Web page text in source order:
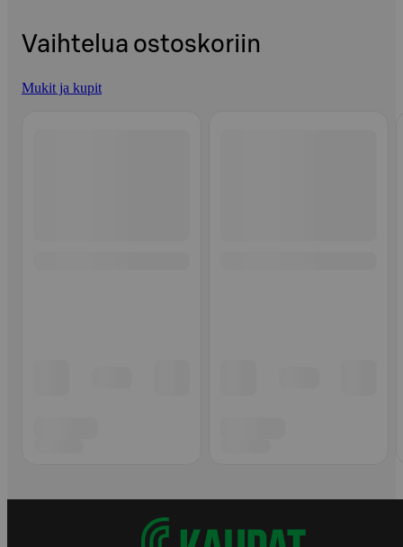
Vaihtelua ostoskoriin
Mukit ja kupit